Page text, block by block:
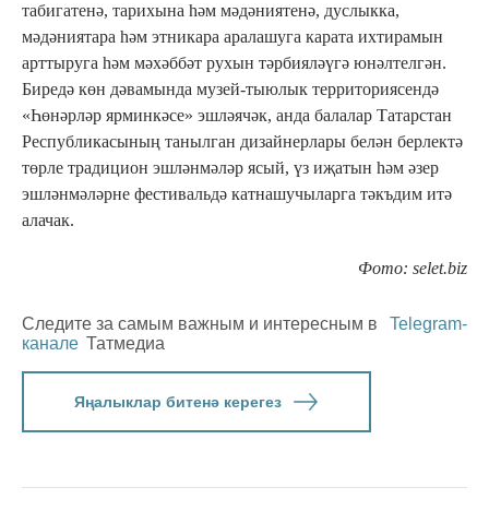
табигатенә, тарихына һәм мәдәниятенә, дуслыкка,
мәдәниятара һәм этникара аралашуга карата ихтирамын
арттыруга һәм мәхәббәт рухын тәрбияләүгә юнәлтелгән.
Биредә көн дәвамында музей-тыюлык территориясендә
«Һөнәрләр ярминкәсе» эшләячәк, анда балалар Татарстан
Республикасының танылган дизайнерлары белән берлектә
төрле традицион эшләнмәләр ясый, үз иҗатын һәм әзер
эшләнмәләрне фестивальдә катнашучыларга тәкъдим итә
алачак.
Фото: selet.biz
Следите за самым важным и интересным в
Telegram-
канале Татмедиа
Яңалыклар битенә керегез